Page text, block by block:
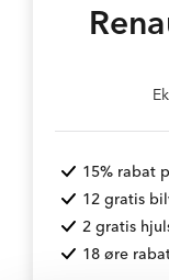
15% rabat
12 gratis
2 gratis
18 øre